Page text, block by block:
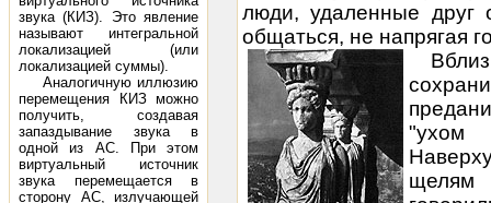
звука (КИЗ). Это явление
называют интегральной
локализацией (или
локализацией суммы).
Аналогичную иллюзию
перемещения КИЗ можно
получить, создавая
запаздывание звука в
одной из АС. При этом
виртуальный источник
звука перемещается в
сторону АС, излучающей
люди, удаленные друг
общаться, не напрягая
"ухом
щелям